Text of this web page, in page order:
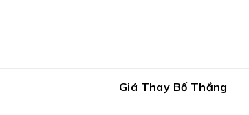
Giá Thay Bố Thắng